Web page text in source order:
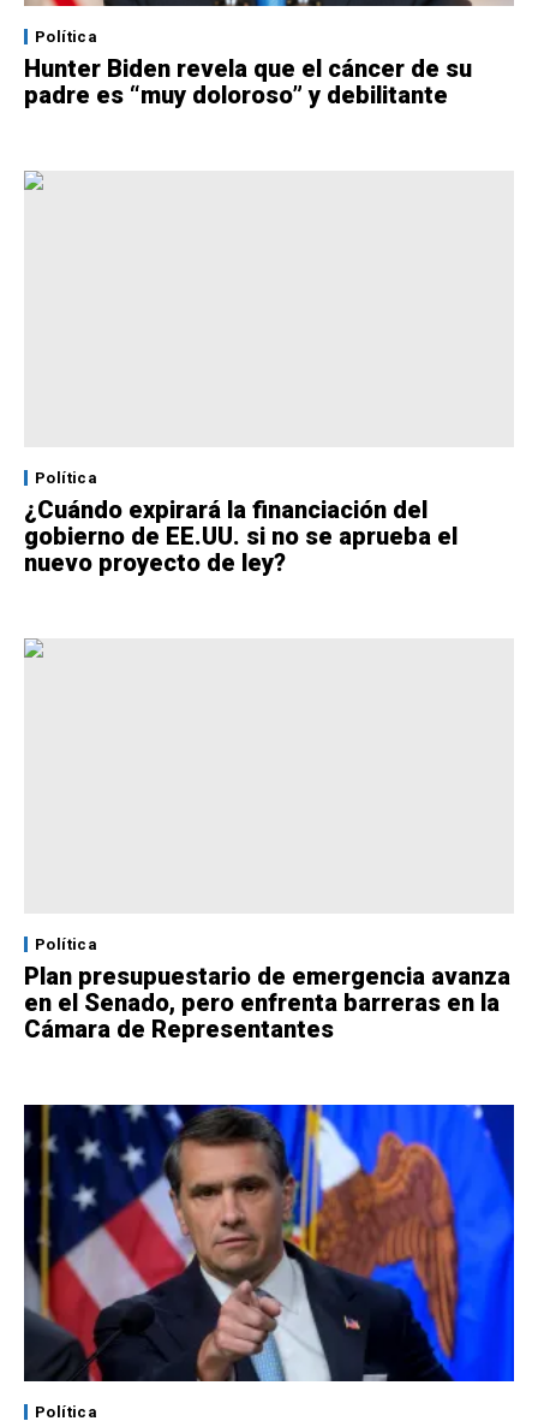
Política
Hunter Biden revela que el cáncer de su
padre es “muy doloroso” y debilitante
Política
¿Cuándo expirará la financiación del
gobierno de EE.UU. si no se aprueba el
nuevo proyecto de ley?
Política
Plan presupuestario de emergencia avanza
en el Senado, pero enfrenta barreras en la
Cámara de Representantes
Política